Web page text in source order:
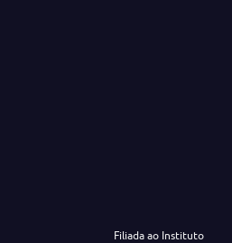
Filiada ao Instituto